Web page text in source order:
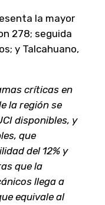
la mayor
278; seguida
y Talcahuano,
críticas en
la región se
disponibles, y
que
del 12% y
que la
llega a
equivale al